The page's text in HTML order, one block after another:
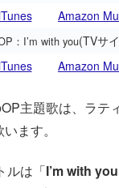
Amazon
：I’m with you(TVサ
Amazon
OP主題歌は、ラテ
ます。
ルは「I’m with you